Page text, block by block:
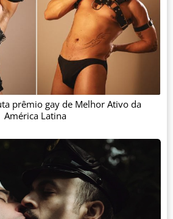
prêmio gay de Melhor Ativo da
América Latina